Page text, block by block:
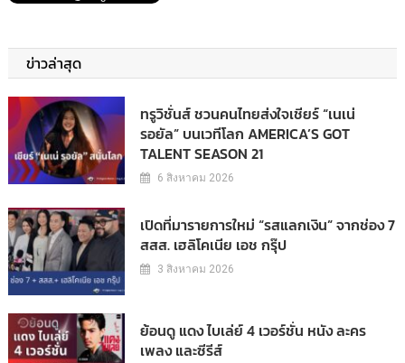
ข่าวล่าสุด
ทรูวิชั่นส์ ชวนคนไทยส่งใจเชียร์ “เนเน่
รอยัล” บนเวทีโลก AMERICA’S GOT
TALENT SEASON 21
6 สิงหาคม 2026
เปิดที่มารายการใหม่ “รสแลกเงิน” จากช่อง 7
สสส. เฮลิโคเนีย เอช กรุ๊ป
3 สิงหาคม 2026
ย้อนดู แดง ไบเล่ย์ 4 เวอร์ชั่น หนัง ละคร
เพลง และซีรีส์